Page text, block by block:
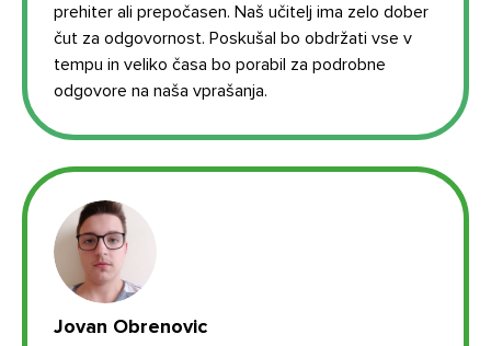
prehiter ali prepočasen. Naš učitelj ima zelo dober
čut za odgovornost. Poskušal bo obdržati vse v
tempu in veliko časa bo porabil za podrobne
odgovore na naša vprašanja.
Jovan Obrenovic
Kontaktirajte nas